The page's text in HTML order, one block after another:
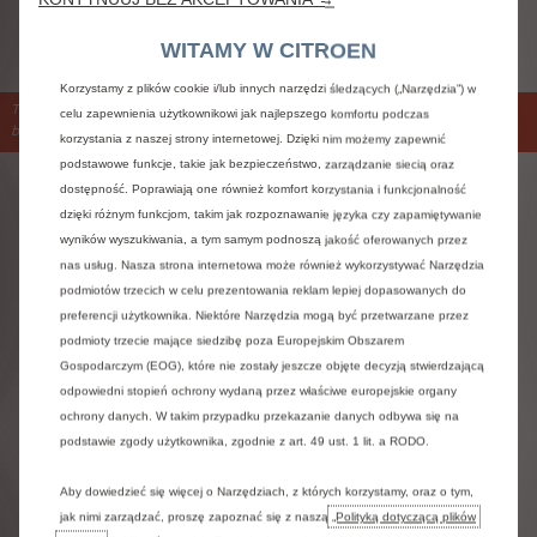
SKONTAKTUJ SIĘ Z DEALEREM
The image path: '/content/dam/citroen/poland/b2b/buy/flexcare-
business/v2/1920x1808-3.jpg' is not a valid image resource
PAKIETY, KOMPLEKSOWA
OBSŁUGA
„W biznesie istotna jest sprawna i kompleksowa
obsługa”
PEŁNA OBSŁUGA
Przedłużona ochrona
Dodaktowa ochrona dla samochodu po
(obejmująca akumulator trakcyjny
) + przeglądy okresowe
+ Citroën Assistance
WITAMY W CITROEN
Korzystamy z plików cookie i/lub innych narzędzi śledzących („Narzędzia”) w
celu zapewnienia użytkownikowi jak najlepszego komfortu podczas
korzystania z naszej strony internetowej. Dzięki nim możemy zapewnić
podstawowe funkcje, takie jak bezpieczeństwo, zarządzanie siecią oraz
dostępność. Poprawiają one również komfort korzystania i funkcjonalność
dzięki różnym funkcjom, takim jak rozpoznawanie języka czy zapamiętywanie
wyników wyszukiwania, a tym samym podnoszą jakość oferowanych przez
nas usług. Nasza strona internetowa może również wykorzystywać Narzędzia
podmiotów trzecich w celu prezentowania reklam lepiej dopasowanych do
preferencji użytkownika. Niektóre Narzędzia mogą być przetwarzane przez
podmioty trzecie mające siedzibę poza Europejskim Obszarem
Gospodarczym (EOG), które nie zostały jeszcze objęte decyzją stwierdzającą
odpowiedni stopień ochrony wydaną przez właściwe europejskie organy
ochrony danych. W takim przypadku przekazanie danych odbywa się na
podstawie zgody użytkownika, zgodnie z art. 49 ust. 1 lit. a RODO.
Aby dowiedzieć się więcej o Narzędziach, z których korzystamy, oraz o tym,
jak nimi zarządzać, proszę zapoznać się z naszą
„Polityką dotyczącą plików